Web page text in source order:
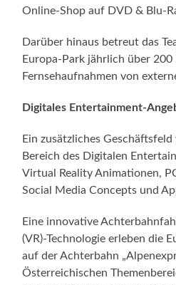
Online-Shop auf DVD & Blu-
Darüber hinaus betreut das
Europa-Park jährlich über 200
Fernsehaufnahmen von
Digitales Entertainment-
Ein zusätzliches
Bereich des Digitalen
Virtual Reality Animationen,
Social Media Concepts und
Eine innovative
(VR)-Technologie erleben die
auf der Achterbahn
Österreichischen